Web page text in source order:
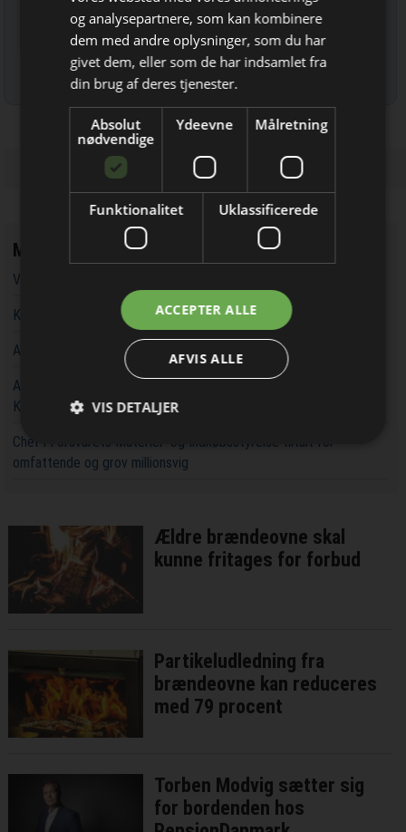
Bliv opdateret hver dag
Få de vigtigste nyheder om
byggebranchen
direkte i din indbakke
Jeg modtager allerede
nyhedsbrevet
Læs mere om udsendelsestidspunkter og afmelding her
Mest læste
Vandværker i Randers kører på lånt tid
Kaospilot skal skabe kreative arkitektledere i Aarhus
Aarsleff vinder energiprojekter til 3,7 milliarder kroner
Aarsleff får ansvaret for at udvide kapaciteten rundt om
Københavns Hovedbanegård
Chef i Forsvarets Materiel- og Indkøbsstyrelse tiltalt for
omfattende og grov millionsvig
Ældre brændeovne skal
kunne fritages for forbud
Partikeludledning fra
brændeovne kan reduceres
med 79 procent
Torben Modvig sætter sig
for bordenden hos
og analysepartnere, som kan kombinere
dem med andre oplysninger, som du har
givet dem, eller som de har indsamlet fra
din brug af deres tjenester.
Absolut
nødvendige
Ydeevne Målretning
Funktionalitet Uklassificerede
ACCEPTER ALLE
AFVIS ALLE
VIS DETALJER